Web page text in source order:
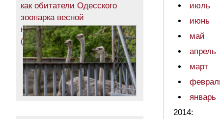
как обитатели Одесского
зоопарка весной
наслаждаются
(фоторепортаж)
июль
июнь
май
апрель
март
январь
2014: